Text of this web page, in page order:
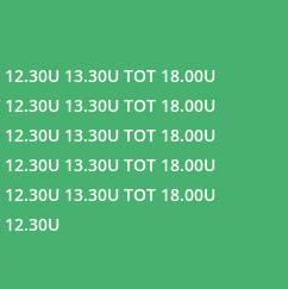
13.30U TOT 18.00U
13.30U TOT 18.00U
13.30U TOT 18.00U
13.30U TOT 18.00U
13.30U TOT 18.00U
12.30U